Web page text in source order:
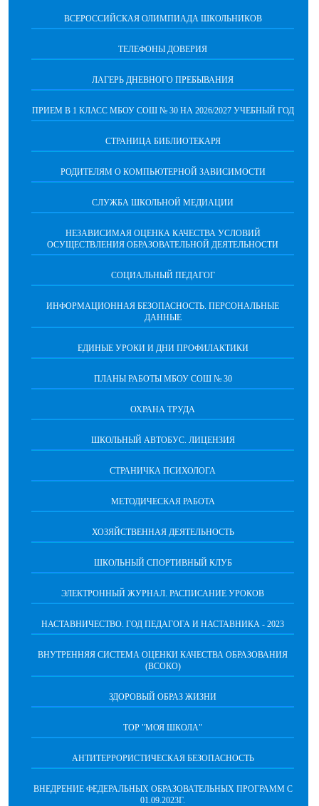
ВСЕРОССИЙСКАЯ ОЛИМПИАДА ШКОЛЬНИКОВ
ТЕЛЕФОНЫ ДОВЕРИЯ
ЛАГЕРЬ ДНЕВНОГО ПРЕБЫВАНИЯ
ПРИЕМ В 1 КЛАСС МБОУ СОШ № 30 НА 2026/2027 УЧЕБНЫЙ ГОД
СТРАНИЦА БИБЛИОТЕКАРЯ
РОДИТЕЛЯМ О КОМПЬЮТЕРНОЙ ЗАВИСИМОСТИ
СЛУЖБА ШКОЛЬНОЙ МЕДИАЦИИ
НЕЗАВИСИМАЯ ОЦЕНКА КАЧЕСТВА УСЛОВИЙ
ОСУЩЕСТВЛЕНИЯ ОБРАЗОВАТЕЛЬНОЙ ДЕЯТЕЛЬНОСТИ
СОЦИАЛЬНЫЙ ПЕДАГОГ
ИНФОРМАЦИОННАЯ БЕЗОПАСНОСТЬ. ПЕРСОНАЛЬНЫЕ
ДАННЫЕ
ЕДИНЫЕ УРОКИ И ДНИ ПРОФИЛАКТИКИ
ПЛАНЫ РАБОТЫ МБОУ СОШ № 30
ОХРАНА ТРУДА
ШКОЛЬНЫЙ АВТОБУС. ЛИЦЕНЗИЯ
СТРАНИЧКА ПСИХОЛОГА
МЕТОДИЧЕСКАЯ РАБОТА
ХОЗЯЙСТВЕННАЯ ДЕЯТЕЛЬНОСТЬ
ШКОЛЬНЫЙ СПОРТИВНЫЙ КЛУБ
ЭЛЕКТРОННЫЙ ЖУРНАЛ. РАСПИСАНИЕ УРОКОВ
НАСТАВНИЧЕСТВО. ГОД ПЕДАГОГА И НАСТАВНИКА - 2023
ВНУТРЕННЯЯ СИСТЕМА ОЦЕНКИ КАЧЕСТВА ОБРАЗОВАНИЯ
(ВСОКО)
ЗДОРОВЫЙ ОБРАЗ ЖИЗНИ
ТОР "МОЯ ШКОЛА"
АНТИТЕРРОРИСТИЧЕСКАЯ БЕЗОПАСНОСТЬ
ВНЕДРЕНИЕ ФЕДЕРАЛЬНЫХ ОБРАЗОВАТЕЛЬНЫХ ПРОГРАММ С
01.09.2023Г.